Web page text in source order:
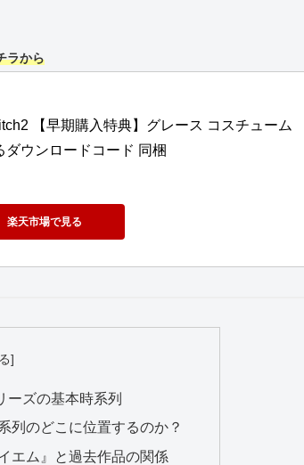
ラから
【早期購入特典】グレース コスチューム
ダウンロードコード 同梱
楽天市場で見る
ーズの基本時系列
列のどこに位置するのか？
エム』と過去作品の関係